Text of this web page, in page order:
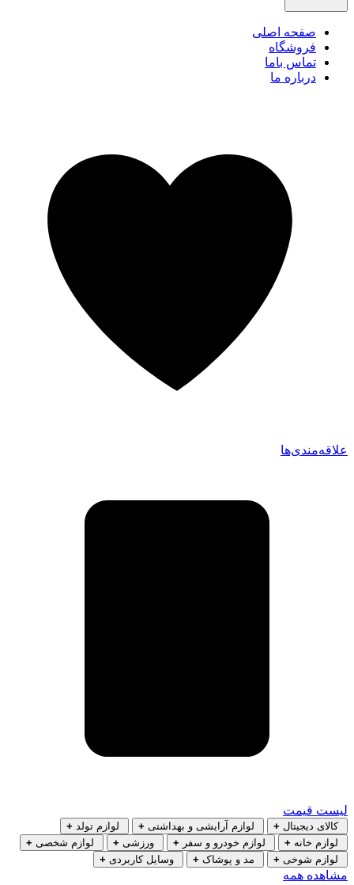
صفحه اصلی
فروشگاه
تماس باما
درباره ما
علاقه‌مندی‌ها
لیست قیمت
کالای دیجیتال + لوازم آرایشی و بهداشتی + لوازم تولد +
لوازم خانه + لوازم خودرو و سفر + ورزشی + لوازم شخصی +
لوازم شوخی + مد و پوشاک + وسایل کاربردی +
مشاهده همه